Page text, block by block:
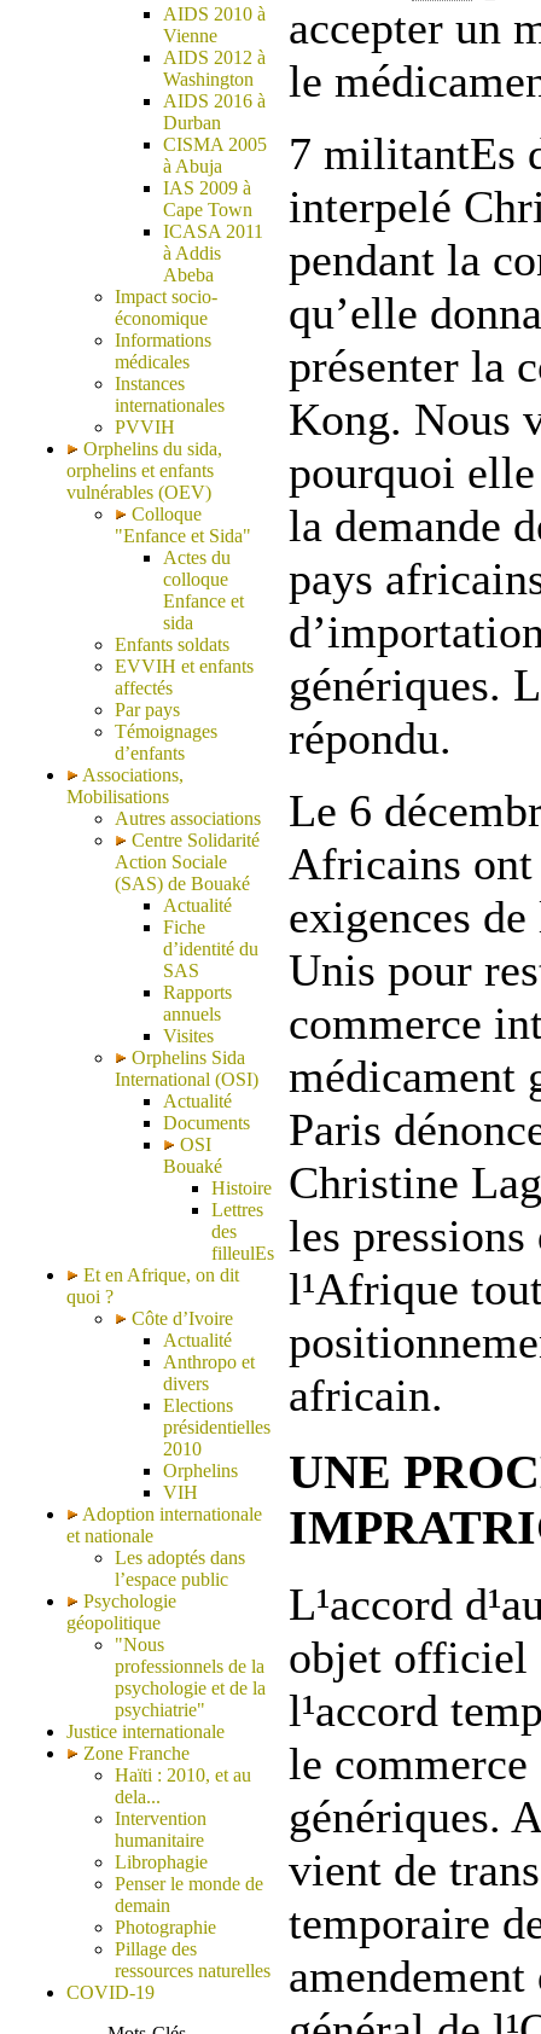
AIDS 2010 à
Vienne
AIDS 2012 à
Washington
AIDS 2016 à
Durban
CISMA 2005
à Abuja
IAS 2009 à
Cape Town
ICASA 2011
à Addis
Abeba
Impact socio-
économique
Informations
médicales
Instances
internationales
PVVIH
Orphelins du sida,
orphelins et enfants
vulnérables (OEV)
Colloque
"Enfance et Sida"
Actes du
colloque
Enfance et
sida
Enfants soldats
EVVIH et enfants
affectés
Par pays
Témoignages
d’enfants
Associations,
Mobilisations
Autres associations
Centre Solidarité
Action Sociale
(SAS) de Bouaké
Actualité
Fiche
d’identité du
SAS
Rapports
annuels
Visites
Orphelins Sida
International (OSI)
Actualité
Documents
OSI
Bouaké
Histoire
Lettres
des
filleulEs
Et en Afrique, on dit
quoi ?
Côte d’Ivoire
Actualité
Anthropo et
divers
Elections
présidentielles
2010
Orphelins
VIH
Adoption internationale
et nationale
Les adoptés dans
l’espace public
Psychologie
géopolitique
"Nous
professionnels de la
psychologie et de la
psychiatrie"
Justice internationale
Zone Franche
Haïti : 2010, et au
dela...
Intervention
humanitaire
Librophagie
Penser le monde de
demain
Photographie
Pillage des
ressources naturelles
COVID-19
accepter un
le
7 militantEs
interpelé
pendant la
qu’elle
présenter la
Kong. Nous
pourquoi elle
la demande
pays
génériques.
répondu.
Le 6
Africains ont
exigences de
Unis pour
commerce
médicament
Paris
Christine
les pressions
l¹Afrique
africain.
UNE
L¹accord
objet officiel
l¹accord
le commerce
génériques.
vient de
temporaire